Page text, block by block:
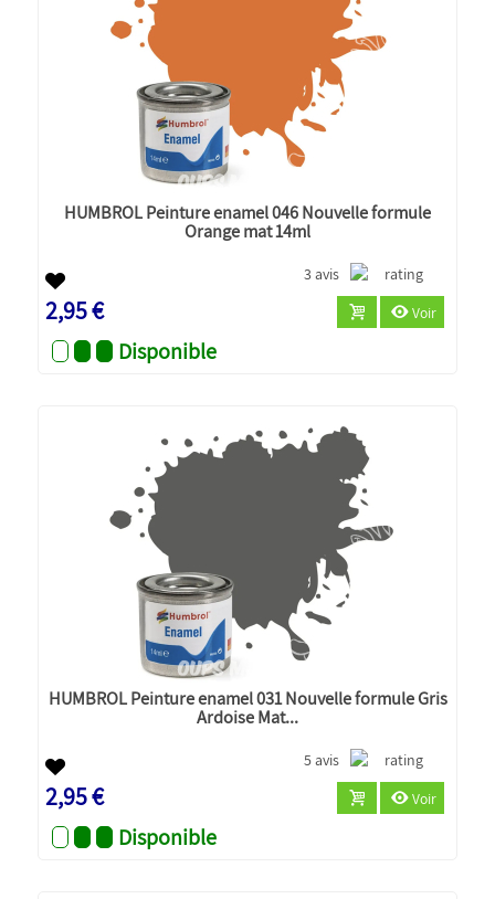
HUMBROL Peinture enamel 046 Nouvelle formule
Orange mat 14ml
3 avis
2,95 € Voir
Disponible
HUMBROL Peinture enamel 031 Nouvelle formule Gris
Ardoise Mat...
5 avis
2,95 € Voir
Disponible